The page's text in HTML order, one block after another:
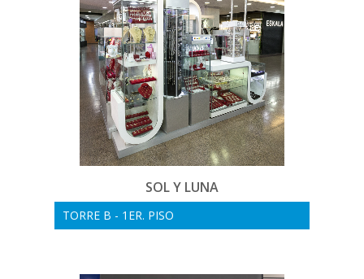
SOL Y LUNA
TORRE B - 1ER. PISO